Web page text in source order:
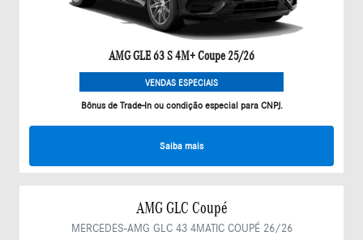
AMG GLE 63 S 4M+ Coupe 25/26
VENDAS ESPECIAIS
Bônus de Trade-In ou condição especial para CNPJ.
Saiba mais
AMG GLC Coupé
MERCEDES-AMG GLC 43 4MATIC COUPÉ 26/26